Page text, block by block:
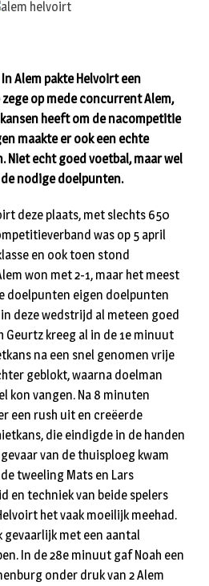
In Alem pakte Helvoirt een
op mede concurrent Alem,
heeft om de nacompetitie
maakte er ook een echte
Niet echt goed voetbal, maar wel
nodige doelpunten.
deze plaats, met slechts 650
was op 5 april
en ook toen stond
won met 2-1, maar het meest
doelpunten eigen doelpunten
deze wedstrijd al meteen goed
Geurtz kreeg al in de 1e minuut
na een snel genomen vrije
geblokt, waarna doelman
kon vangen. Na 8 minuten
een rush uit en creëerde
die eindigde in de handen
van de thuisploeg kwam
tweeling Mats en Lars
en techniek van beide spelers
het vaak moeilijk meehad.
gevaarlijk met een aantal
In de 28e minuut gaf Noah een
onder druk van 2 Alem